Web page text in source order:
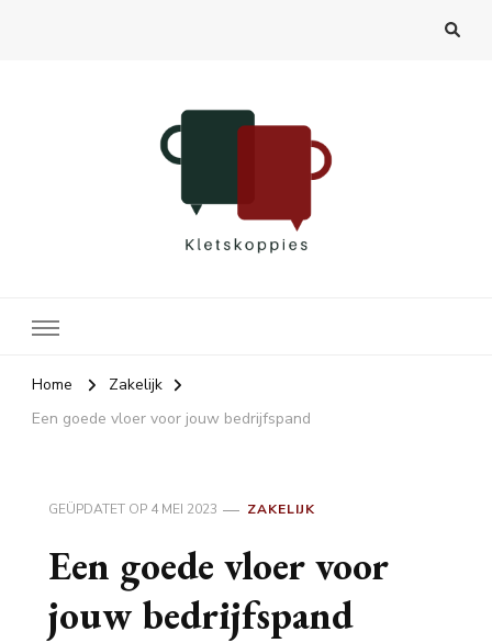
Home
Zakelijk
Een goede vloer voor jouw bedrijfspand
GEÜPDATET OP 4 MEI 2023 ZAKELIJK
Een goede vloer voor
jouw bedrijfspand